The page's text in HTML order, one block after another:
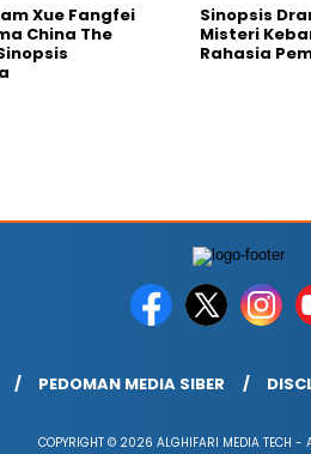
Xue Fangfei
China The
Sinopsis
Misteri
Rahasia
PEDOMAN MEDIA SIBER
COPYRIGHT © 2026 ALGHIFARI MEDIA TECH -